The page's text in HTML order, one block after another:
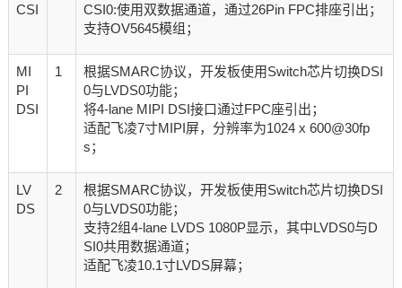
CSI
CSI0:使用双数据通道，通过26Pin FPC排座引出；
支持OV5645模组；
MI
PI
DSI
1
根据SMARC协议，开发板使用Switch芯片切换DSI
0与LVDS0功能；
将4-lane MIPI DSI接口通过FPC座引出；
适配飞凌7寸MIPI屏，分辨率为1024 x 600@30fp
s；
LV
DS
2
根据SMARC协议，开发板使用Switch芯片切换DSI
0与LVDS0功能；
支持2组4-lane LVDS 1080P显示，其中LVDS0与D
SI0共用数据通道；
适配飞凌10.1寸LVDS屏幕；